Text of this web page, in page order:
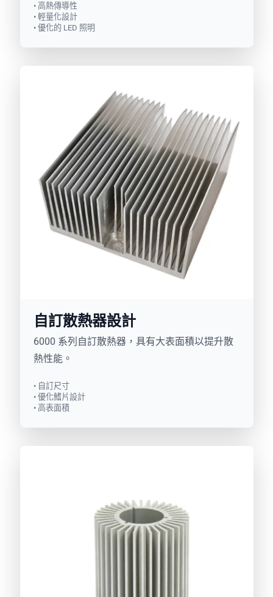
• 高熱傳導性
• 輕量化設計
• 優化的 LED 照明
自訂散熱器設計
6000 系列自訂散熱器，具有大表面積以提升散
熱性能。
• 自訂尺寸
• 優化鰭片設計
• 高表面積